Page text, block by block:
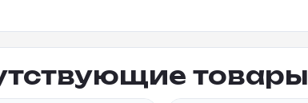
товары